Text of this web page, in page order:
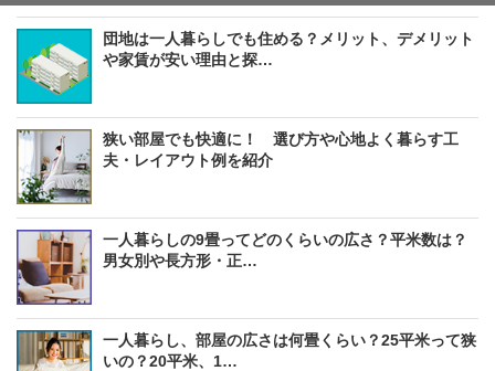
団地は一人暮らしでも住める？メリット、デメリット
や家賃が安い理由と探…
狭い部屋でも快適に！ 選び方や心地よく暮らす工
夫・レイアウト例を紹介
一人暮らしの9畳ってどのくらいの広さ？平米数は？
男女別や長方形・正…
一人暮らし、部屋の広さは何畳くらい？25平米って狭
いの？20平米、1…